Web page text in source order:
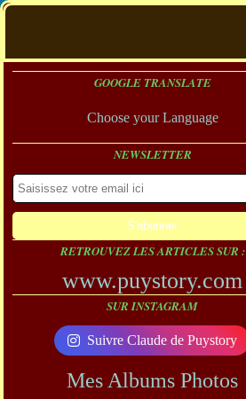
GOOGLE TRANSLATE
Choose your Language
NEWSLETTER
RETROUVEZ LES ARTICLES SUR :
www.puystory.com
SUR INSTAGRAM
Suivre Claude de Puystory
Mes Albums Photos